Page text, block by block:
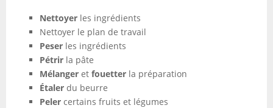
Nettoyer les ingrédients
Nettoyer le plan de travail
Peser les ingrédients
Pétrir la pâte
Mélanger et fouetter la préparation
Étaler du beurre
Peler certains fruits et légumes